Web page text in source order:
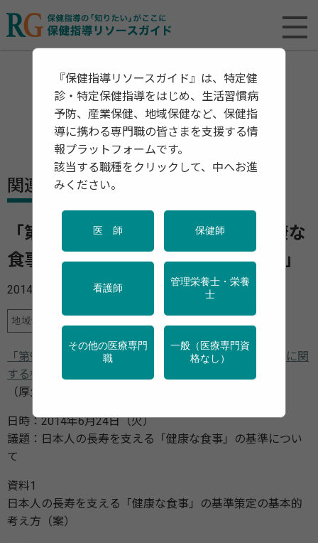
関連資料・リリース
「第9回日本人の長寿を支える「健康な
食事」のあり方に関する検討会 資料」
2014年06月24日
地域保健
「第9回日本人の長寿を支える「健康な食事」のあり方に関
する検討会 資料」
（厚生労働省／2014年6月24日）
日時：2014年6月24日（火）
議題：日本人の長寿を支える「健康な食事」の基準につい
て
資料1
日本人の長寿を支える「健康な食事」の基準策定の基本的
考え方（案）
『保健指導リソースガイド』は、特定健
診・特定保健指導をはじめ、生活習慣病
予防、産業保健、地域保健など、保健指
導に携わる専門職の皆さまを支援する情
報プラットフォームです。
該当する職種をクリックして、中へお進
みください。
医 師 保健師
看護師
管理栄養士・栄養
士
その他の医療専門
職
一般（医療専門資
格なし）